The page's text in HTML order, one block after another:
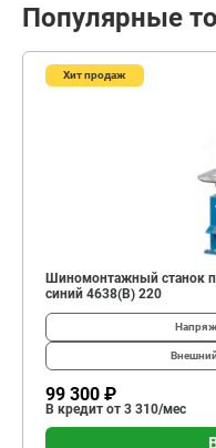
Популярные
Хит продаж
Шиномонтажный станок
синий 4638(B) 220
99 300 ₽
В кредит от 3 310/мес